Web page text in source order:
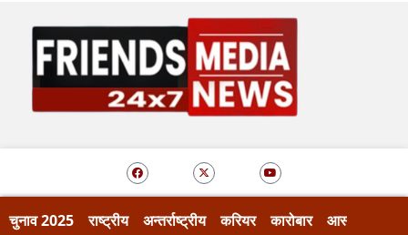
content
F
a
c
e
X
-
t
w
t
t
Y
o
u
t
b
e
चुनाव 2025 राष्ट्रीय अन्तर्राष्ट्रीय करियर कारोबार आस्था